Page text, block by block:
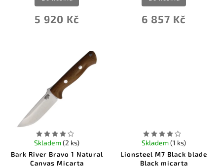
5 920 Kč 6 857 Kč
Bark River Bravo 1 Natural
Canvas Micarta
Skladem(2 ks)
Lionsteel M7 Black blade
Black micarta
Skladem(1 ks)